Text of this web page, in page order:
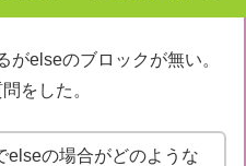
がelseのブロックが無い。
をした。
elseの場合がどのような